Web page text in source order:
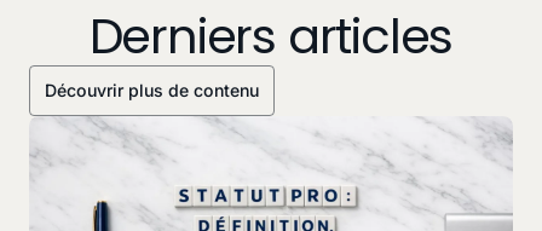
Derniers articles
Découvrir plus de contenu